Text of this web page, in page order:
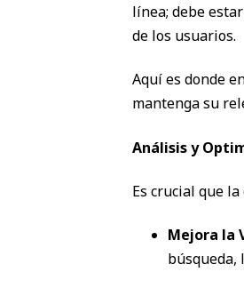
línea; debe
de los usuarios.
Aquí es donde
mantenga su
Análisis y
Es crucial que
Mejora la
búsqueda,